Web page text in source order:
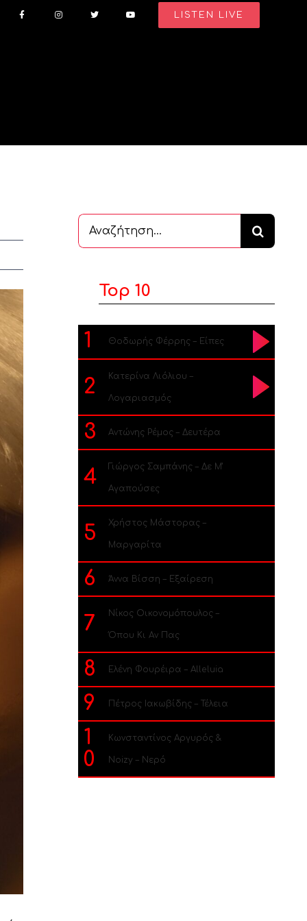
LISTEN LIVE
Αναζήτηση
...
Top 10
1 Θοδωρής Φέρρης – Είπες
2 Κατερίνα Λιόλιου –
Λογαριασμός
3 Αντώνης Ρέμος – Δευτέρα
4 Γιώργος Σαμπάνης – Δε Μ’
Αγαπούσες
5 Χρήστος Μάστορας –
Μαργαρίτα
6 Άννα Βίσση – Εξαίρεση
7 Νίκος Οικονομόπουλος –
Όπου Κι Αν Πας
8 Ελένη Φουρέιρα – Alleluia
9 Πέτρος Ιακωβίδης – Τέλεια
1
0
Κωνσταντίνος Αργυρός &
Noizy – Νερό